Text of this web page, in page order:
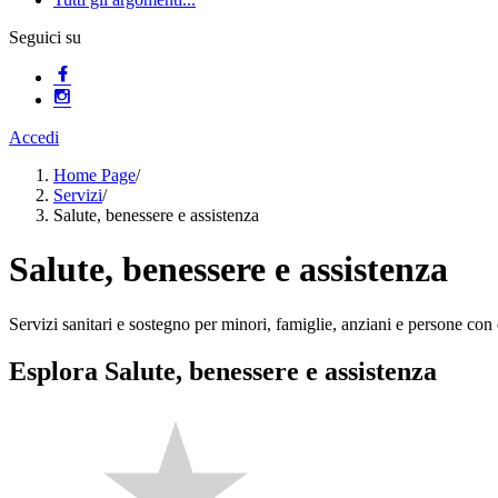
Seguici su
Accedi
Home Page/
Servizi/
Salute, benessere e assistenza
Salute, benessere e assistenza
Servizi sanitari e sostegno per minori, famiglie, anziani e persone con
Esplora Salute, benessere e assistenza